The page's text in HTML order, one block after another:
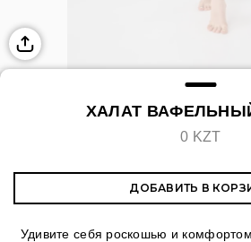
ХАЛАТ
0 KZT
ДОБАВИТЬ В
Удивите себя роскошью и